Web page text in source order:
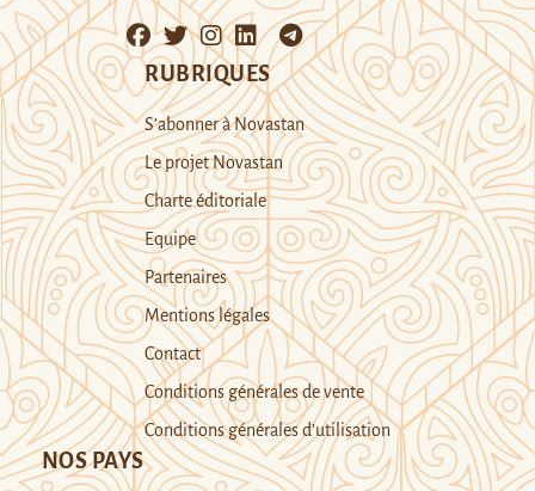
RUBRIQUES
S’abonner à Novastan
Le projet Novastan
Charte éditoriale
Equipe
Partenaires
Mentions légales
Contact
Conditions générales de vente
Conditions générales d’utilisation
NOS PAYS